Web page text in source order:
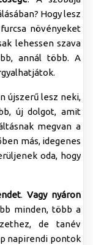
Hogy lesz
növényeket
lehessen szava
annál több. A
újszerű lesz neki,
új dolgot, amit
megvan a
más, idegenes
oda, hogy
. Vagy nyáron
minden, több a
de tanév
napirendi pontok